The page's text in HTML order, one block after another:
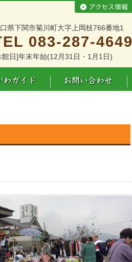
県下関市菊川町大字上岡枝766番地1
083-287-4649
館日]年末年始(12月31日・1月1日)